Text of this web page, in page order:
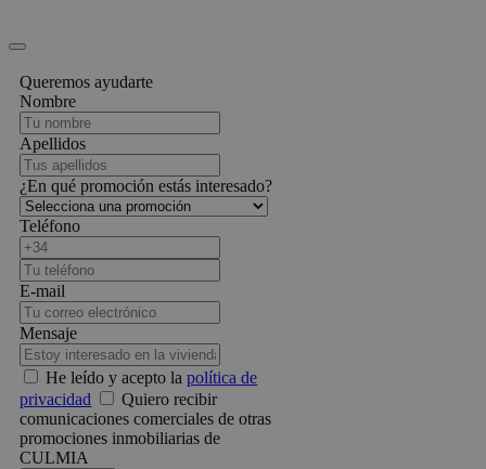
Queremos ayudarte
Nombre
Apellidos
¿En qué promoción estás interesado?
Teléfono
E-mail
Mensaje
He leído y acepto lapolítica de
privacidad
Quiero recibir
comunicaciones comerciales de otras
promociones inmobiliarias de
CULMIA